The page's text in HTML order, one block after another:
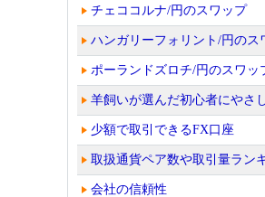
チェココルナ/円のスワップ
ハンガリーフォリント/円のス
ポーランドズロチ/円のスワッ
羊飼いが選んだ初心者にやさ
少額で取引できるFX口座
取扱通貨ペア数や取引量ラン
会社の信頼性